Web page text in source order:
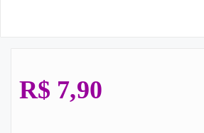
R$ 7,90